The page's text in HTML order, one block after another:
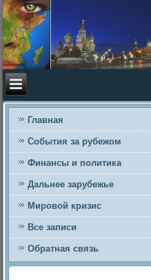
Главная
События за рубежом
Финансы и политика
Дальнее зарубежье
Мировой кризис
Все записи
Обратная связь